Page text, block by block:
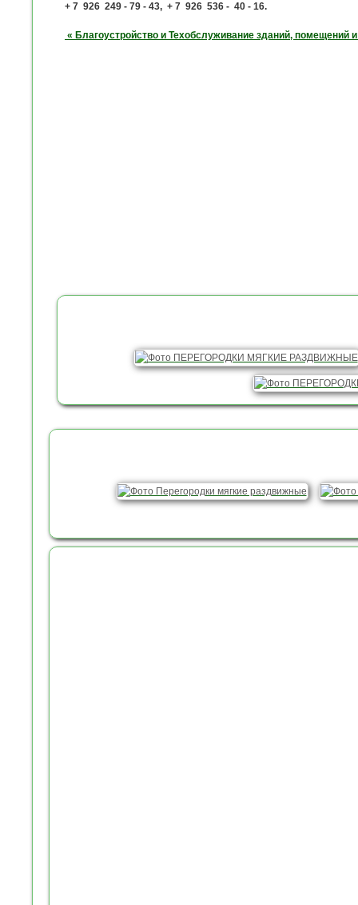
+ 7 926 249 - 79 - 43, + 7 926 536 - 40 - 16.
« Благоустройство и Техобслуживание зданий, помещений